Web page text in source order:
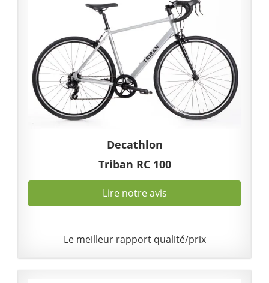
Decathlon
Triban RC 100
Lire notre avis
Le meilleur rapport qualité/prix